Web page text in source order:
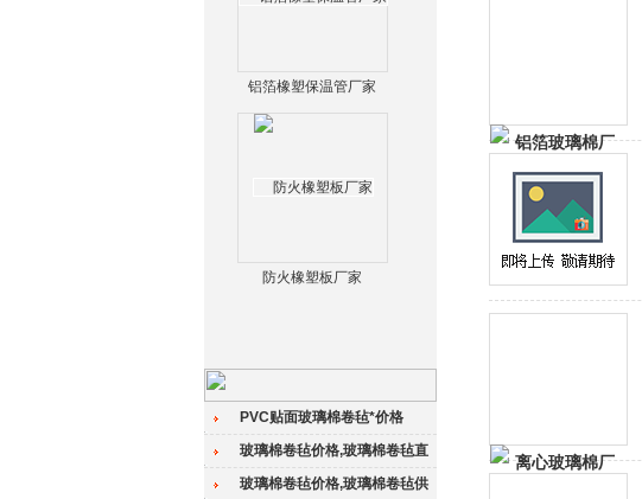
铝箔橡塑保温管厂家
防火橡塑板厂家
PVC贴面玻璃棉卷毡*价格
玻璃棉卷毡价格,玻璃棉卷毡直
销价格玻璃棉卷毡价格,玻璃棉卷毡供